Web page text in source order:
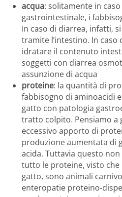
acqua: solitamente in
gastrointestinale, i
In caso di diarrea, infatti,
tramite l’intestino. In caso
idratare il contenuto
soggetti con diarrea
assunzione di acqua
proteine: la quantità di
fabbisogno di aminoacidi
gatto con patologia
tratto colpito. Pensiamo a
eccessivo apporto di
produzione aumentata di
acida. Tuttavia questo
tutto le proteine, visto
gatto, sono animali
enteropatie proteino-